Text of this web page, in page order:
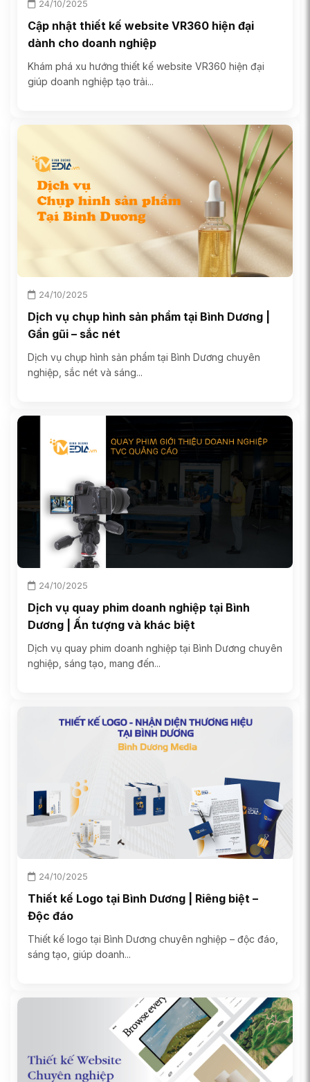
24/10/2025
Cập nhật thiết kế website VR360 hiện đại
dành cho doanh nghiệp
Khám phá xu hướng thiết kế website VR360 hiện đại
giúp doanh nghiệp tạo trải...
24/10/2025
Dịch vụ chụp hình sản phẩm tại Bình Dương |
Gần gũi – sắc nét
Dịch vụ chụp hình sản phẩm tại Bình Dương chuyên
nghiệp, sắc nét và sáng...
24/10/2025
Dịch vụ quay phim doanh nghiệp tại Bình
Dương | Ấn tượng và khác biệt
Dịch vụ quay phim doanh nghiệp tại Bình Dương chuyên
nghiệp, sáng tạo, mang đến...
24/10/2025
Thiết kế Logo tại Bình Dương | Riêng biệt –
Độc đáo
Thiết kế logo tại Bình Dương chuyên nghiệp – độc đáo,
sáng tạo, giúp doanh...